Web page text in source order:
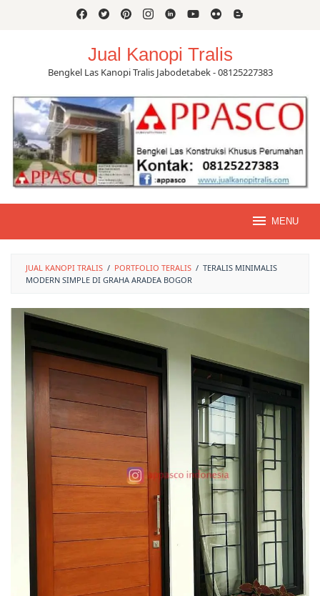
Jual Kanopi Tralis
Bengkel Las Kanopi Tralis Jabodetabek - 08125227383
MENU
JUAL KANOPI TRALIS / PORTFOLIO TERALIS / TERALIS MINIMALIS
MODERN SIMPLE DI GRAHA ARADEA BOGOR